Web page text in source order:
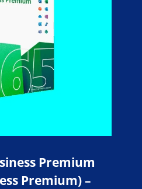
Premium
Premium) –